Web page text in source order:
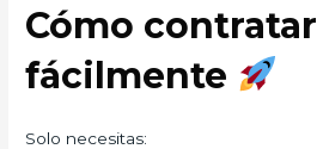
Cómo contratar
fácilmente
Solo necesitas: